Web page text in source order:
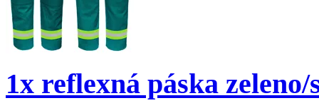
1x reflexná páska